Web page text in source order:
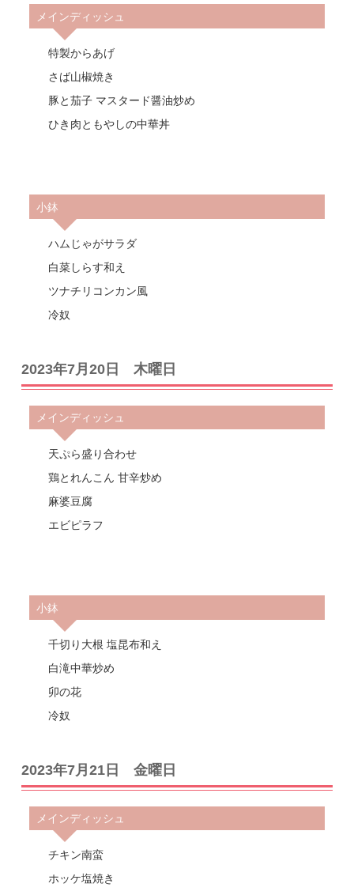
メインディッシュ
特製からあげ
さば山椒焼き
豚と茄子 マスタード醤油炒め
ひき肉ともやしの中華丼
小鉢
ハムじゃがサラダ
白菜しらす和え
ツナチリコンカン風
冷奴
2023年7月20日 木曜日
メインディッシュ
天ぷら盛り合わせ
鶏とれんこん 甘辛炒め
麻婆豆腐
エビピラフ
小鉢
千切り大根 塩昆布和え
白滝中華炒め
卯の花
冷奴
2023年7月21日 金曜日
メインディッシュ
チキン南蛮
ホッケ塩焼き